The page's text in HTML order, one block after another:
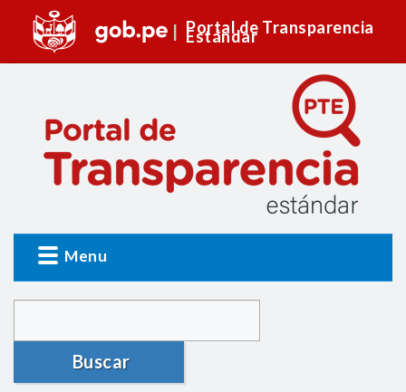
Portal de Transparencia
Estándar
Menu
Buscar